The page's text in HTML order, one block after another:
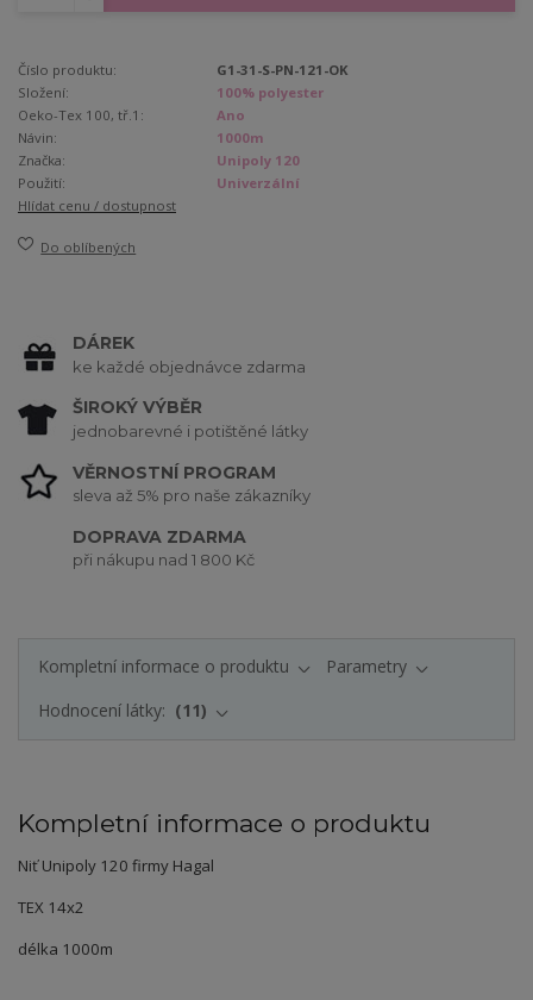
Číslo produktu:
G1-31-S-PN-121-OK
Složení:
100% polyester
Oeko-Tex 100, tř.1:
Ano
Návin:
1000m
Značka:
Unipoly 120
Použití:
Univerzální
Hlídat cenu / dostupnost
Do oblíbených
DÁREK
ke každé objednávce zdarma
ŠIROKÝ VÝBĚR
jednobarevné i potištěné látky
VĚRNOSTNÍ PROGRAM
sleva až 5% pro naše zákazníky
DOPRAVA ZDARMA
při nákupu nad 1 800 Kč
Kompletní informace o produktu
Parametry
Hodnocení látky:
11
Kompletní informace o produktu
Niť Unipoly 120 firmy Hagal
TEX 14x2
délka 1000m